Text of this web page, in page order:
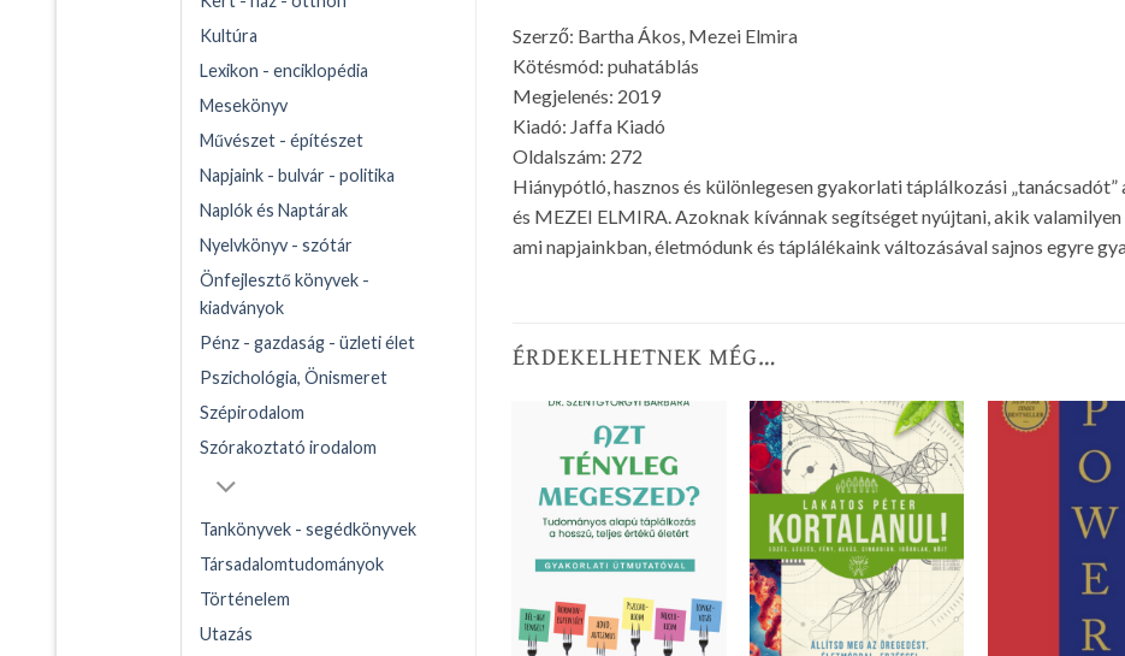
Kultúra
Lexikon - enciklopédia
Mesekönyv
Művészet - építészet
Napjaink - bulvár - politika
Naplók és Naptárak
Nyelvkönyv - szótár
Önfejlesztő könyvek -
kiadványok
Pénz - gazdaság - üzleti élet
Pszichológia, Önismeret
Szépirodalom
Szórakoztató irodalom
Tankönyvek - segédkönyvek
Társadalomtudományok
Történelem
Utazás
Szerző: Bartha Ákos, Mezei Elmira
Kötésmód: puhatáblás
Megjelenés: 2019
Kiadó: Jaffa Kiadó
Oldalszám: 272
Hiánypótló, hasznos és különlegesen gyakorlati táplálkozási
és MEZEI ELMIRA. Azoknak kívánnak segítséget nyújtani, akik
ami napjainkban, életmódunk és táplálékaink változásával sajnos egyre
ÉRDEKELHETNEK MÉG…